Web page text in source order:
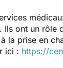
ont un rôle
la prise en
ici : https://